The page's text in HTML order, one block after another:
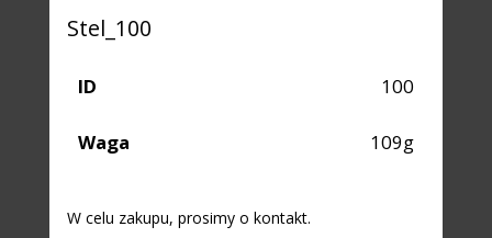
Stel_100
ID 100
Waga 109g
W celu zakupu, prosimy o kontakt.